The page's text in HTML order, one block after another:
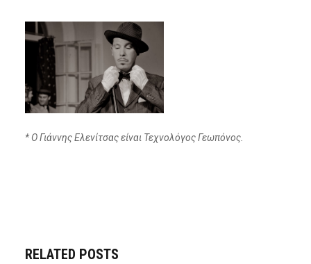
* Ο Γιάννης Ελενίτσας είναι Τεχνολόγος Γεωπόνος.
RELATED POSTS